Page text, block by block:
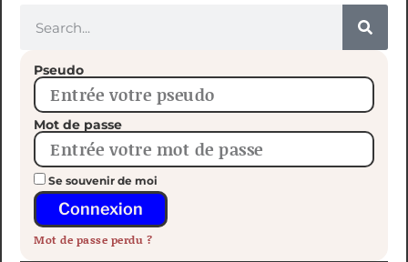
Pseudo
Mot de passe
Se souvenir de moi
Connexion
Mot de passe perdu ?